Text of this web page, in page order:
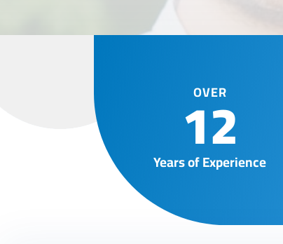
OVER
12
Years of Experience